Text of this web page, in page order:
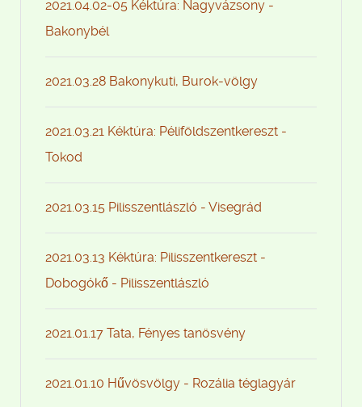
2021.04.02-05 Kéktúra: Nagyvázsony -
Bakonybél
2021.03.28 Bakonykuti, Burok-völgy
2021.03.21 Kéktúra: Péliföldszentkereszt -
Tokod
2021.03.15 Pilisszentlászló - Visegrád
2021.03.13 Kéktúra: Pilisszentkereszt -
Dobogókő - Pilisszentlászló
2021.01.17 Tata, Fényes tanösvény
2021.01.10 Hűvösvölgy - Rozália téglagyár